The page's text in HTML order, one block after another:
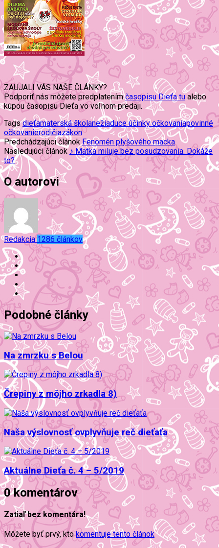
ZAUJALI VÁS NAŠE ČLÁNKY?
Podporiť nás môžete predplatenímčasopisu Dieťa tu alebo
kúpou časopisu Dieťa vo voľnom predaji.
Tags dieťamaterská školanežiaduce účinky očkovaniapovinné
očkovanierodičiazákon
Predchádzajúci článok Fenomén plyšového macka
Nasledujúci článok ♪ Matka miluje bez posudzovania. Dokáže
to?
O autorovi
Redakcia1286 článkov
Podobné články
Na zmrzku s Belou
Črepiny z môjho zrkadla 8)
Naša výslovnosť ovplyvňuje reč dieťaťa
Aktuálne Dieťa č. 4 – 5/2019
0 komentárov
Zatiaľ bez komentára!
Môžete byť prvý, ktokomentuje tento článok